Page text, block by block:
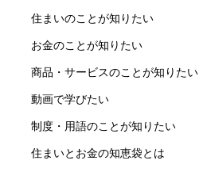
住まいのことが知りたい
お金のことが知りたい
商品・サービスのことが知りたい
動画で学びたい
制度・用語のことが知りたい
住まいとお金の知恵袋とは